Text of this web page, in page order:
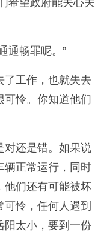
希望政府能关心关
通畅罪呢。”
了工作，也就失去
可怜。你知道他们
对还是错。如果说
辆正常运行，同时
他们还有可能被坏
怜，任何人遇到
阳太小，要到一份